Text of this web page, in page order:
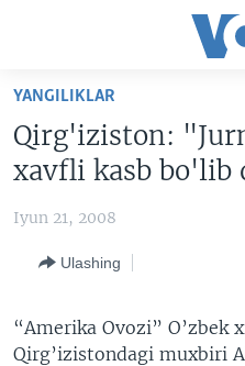
Boshiga
Qidiruvga
o'ting
AMERIKA
VATANDOSHLAR
AMERIKA MANZARALARI
IJTIMOIY TARMOQLAR
YANGILIKLAR
Qirg'iziston:
xavfli kasb bo'lib
Iyun 21, 2008
Ulashing
“Amerika Ovozi” O’zbek
Qirg’izistondagi muxbiri